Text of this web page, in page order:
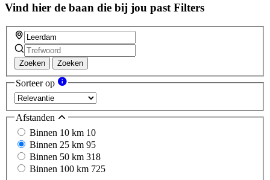
Vind hier de baan die bij jou past Filters
Zoeken Zoeken
Sorteer op
Afstanden
Binnen 10 km 10
Binnen 25 km 95
Binnen 50 km 318
Binnen 100 km 725